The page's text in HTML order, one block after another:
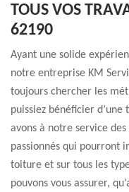
TOUS VOS
62190
Ayant une solide
notre entreprise KM
toujours chercher les
puissiez bénéficier
avons à notre service
passionnés qui pourront
toiture et sur tous les
pouvons vous assurer,